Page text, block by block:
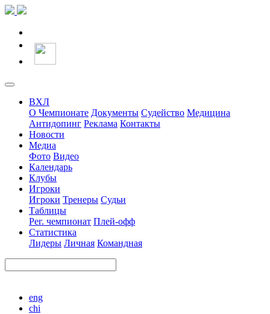
ВХЛ
О Чемпионате Документы Судейство Медицина
Антидопинг Реклама Контакты
Новости
Медиа
Фото Видео
Календарь
Клубы
Игроки
Игроки Тренеры Судьи
Таблицы
Рег. чемпионат Плей-офф
Статистика
Лидеры Личная Командная
eng
chi